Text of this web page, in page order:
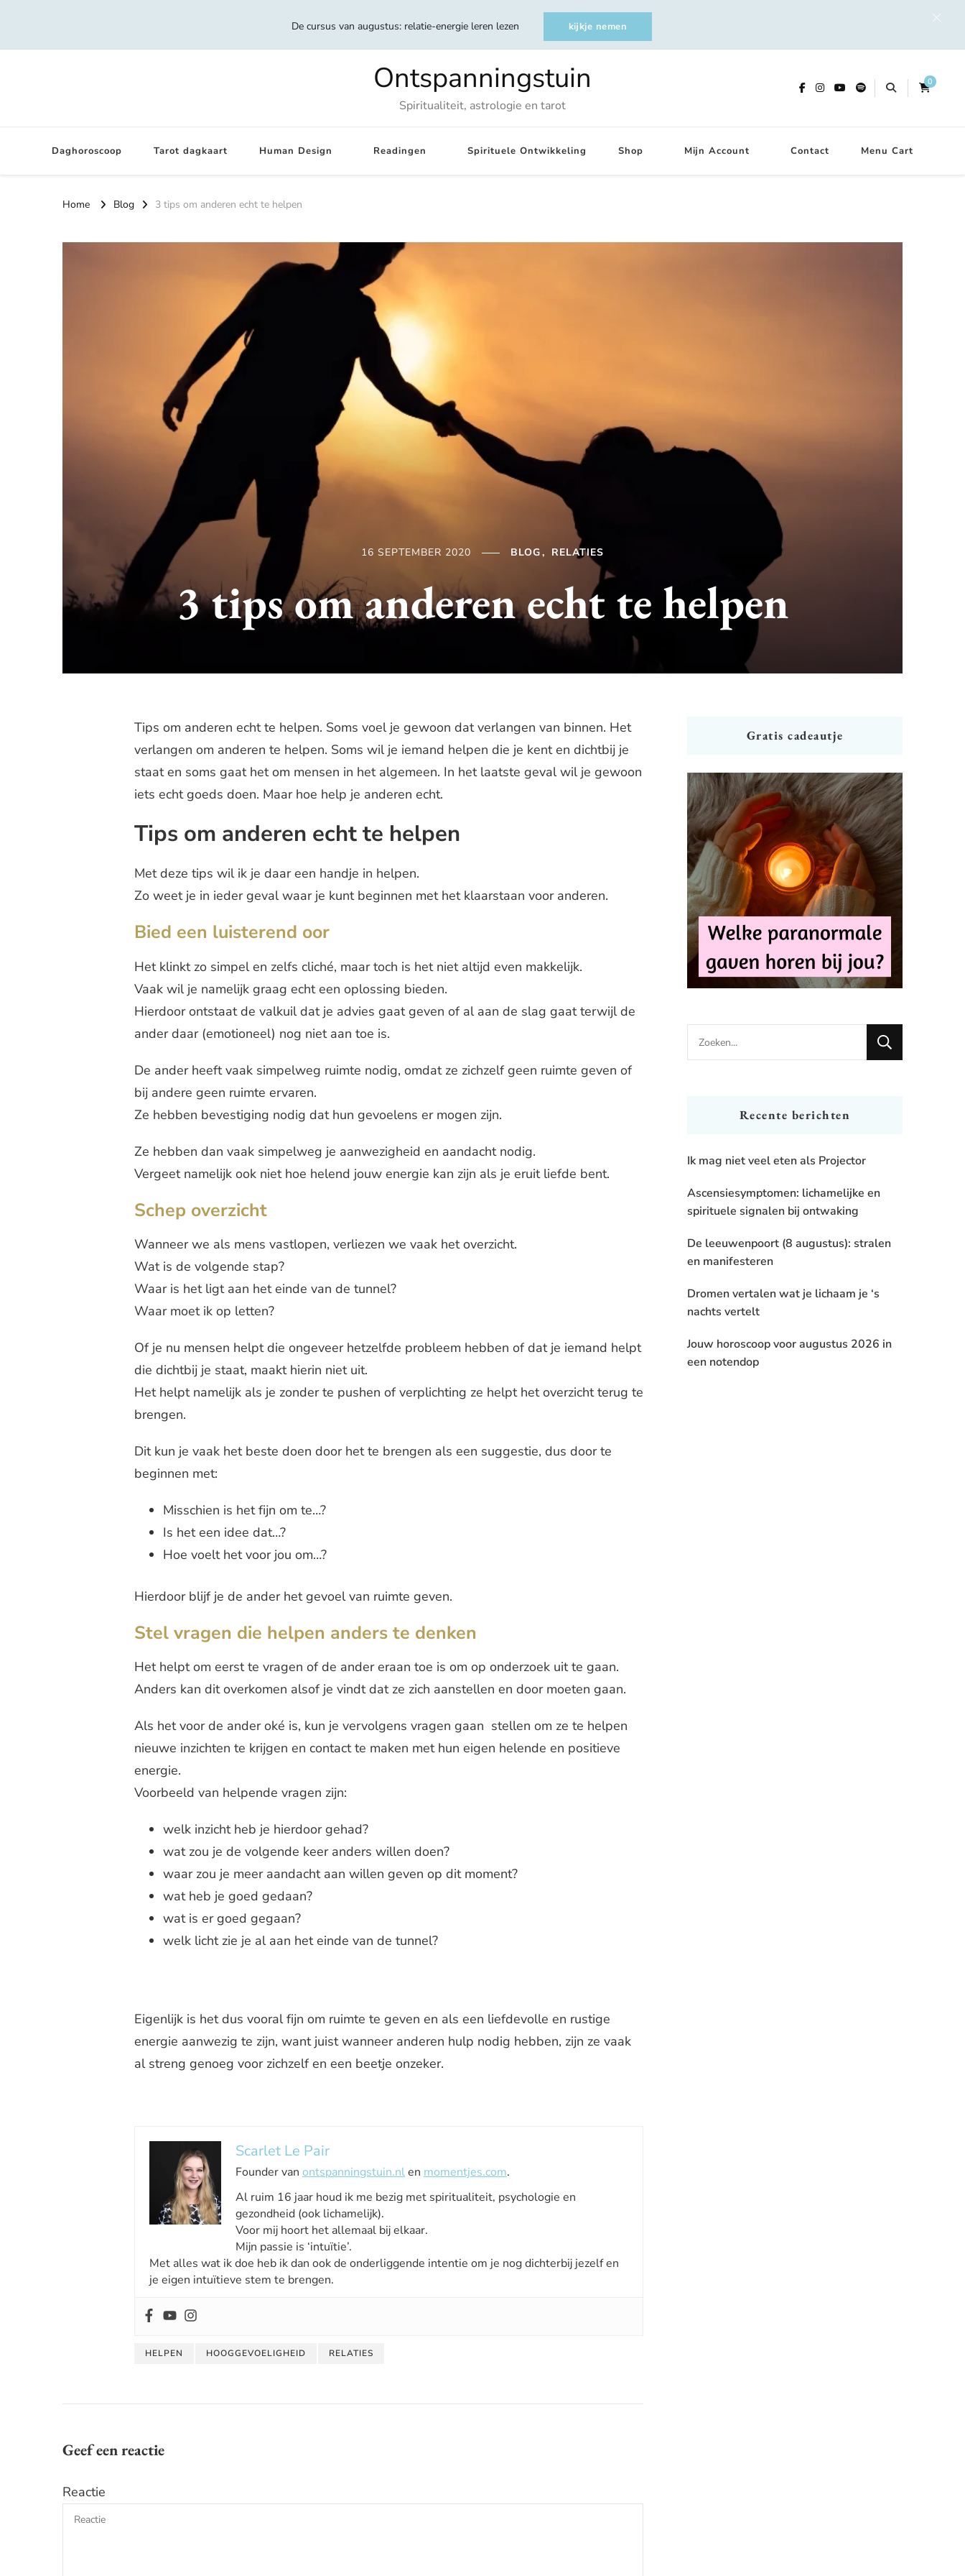
De cursus van augustus: relatie-energie leren lezen kijkje nemen
Ontspanningstuin
Spiritualiteit, astrologie en tarot
0
Daghoroscoop Tarot dagkaart Human Design Readingen Spirituele Ontwikkeling Shop Mijn Account Contact Menu Cart
Home Blog 3 tips om anderen echt te helpen
16 SEPTEMBER 2020 BLOG RELATIES
3 tips om anderen echt te helpen
Tips om anderen echt te helpen. Soms voel je gewoon dat verlangen van binnen. Het
verlangen om anderen te helpen. Soms wil je iemand helpen die je kent en dichtbij je
staat en soms gaat het om mensen in het algemeen. In het laatste geval wil je gewoon
iets echt goeds doen. Maar hoe help je anderen echt.
Tips om anderen echt te helpen
Met deze tips wil ik je daar een handje in helpen.
Zo weet je in ieder geval waar je kunt beginnen met het klaarstaan voor anderen.
Bied een luisterend oor
Het klinkt zo simpel en zelfs cliché, maar toch is het niet altijd even makkelijk.
Vaak wil je namelijk graag echt een oplossing bieden.
Hierdoor ontstaat de valkuil dat je advies gaat geven of al aan de slag gaat terwijl de
ander daar (emotioneel) nog niet aan toe is.
De ander heeft vaak simpelweg ruimte nodig, omdat ze zichzelf geen ruimte geven of
bij andere geen ruimte ervaren.
Ze hebben bevestiging nodig dat hun gevoelens er mogen zijn.
Ze hebben dan vaak simpelweg je aanwezigheid en aandacht nodig.
Vergeet namelijk ook niet hoe helend jouw energie kan zijn als je eruit liefde bent.
Schep overzicht
Wanneer we als mens vastlopen, verliezen we vaak het overzicht.
Wat is de volgende stap?
Waar is het ligt aan het einde van de tunnel?
Waar moet ik op letten?
Of je nu mensen helpt die ongeveer hetzelfde probleem hebben of dat je iemand helpt
die dichtbij je staat, maakt hierin niet uit.
Het helpt namelijk als je zonder te pushen of verplichting ze helpt het overzicht terug te
brengen.
Dit kun je vaak het beste doen door het te brengen als een suggestie, dus door te
beginnen met:
Misschien is het fijn om te…?
Is het een idee dat…?
Hoe voelt het voor jou om…?
Hierdoor blijf je de ander het gevoel van ruimte geven.
Stel vragen die helpen anders te denken
Het helpt om eerst te vragen of de ander eraan toe is om op onderzoek uit te gaan.
Anders kan dit overkomen alsof je vindt dat ze zich aanstellen en door moeten gaan.
Als het voor de ander oké is, kun je vervolgens vragen gaan stellen om ze te helpen
nieuwe inzichten te krijgen en contact te maken met hun eigen helende en positieve
energie.
Voorbeeld van helpende vragen zijn:
welk inzicht heb je hierdoor gehad?
wat zou je de volgende keer anders willen doen?
waar zou je meer aandacht aan willen geven op dit moment?
wat heb je goed gedaan?
wat is er goed gegaan?
welk licht zie je al aan het einde van de tunnel?
Eigenlijk is het dus vooral fijn om ruimte te geven en als een liefdevolle en rustige
energie aanwezig te zijn, want juist wanneer anderen hulp nodig hebben, zijn ze vaak
al streng genoeg voor zichzelf en een beetje onzeker.
Scarlet Le Pair
Founder van ontspanningstuin.nlen momentjes.com.
Al ruim 16 jaar houd ik me bezig met spiritualiteit, psychologie en
gezondheid (ook lichamelijk).
Voor mij hoort het allemaal bij elkaar.
Mijn passie is ‘intuïtie’.
Met alles wat ik doe heb ik dan ook de onderliggende intentie om je nog dichterbij jezelf en
je eigen intuïtieve stem te brengen.
HELPEN HOOGGEVOELIGHEID RELATIES
Geef een reactie
Reactie
Gratis cadeautje
Looking
for
Recente berichten
Ik mag niet veel eten als Projector
Ascensiesymptomen: lichamelijke en
spirituele signalen bij ontwaking
De leeuwenpoort (8 augustus): stralen
en manifesteren
Dromen vertalen wat je lichaam je ‘s
nachts vertelt
Jouw horoscoop voor augustus 2026 in
een notendop